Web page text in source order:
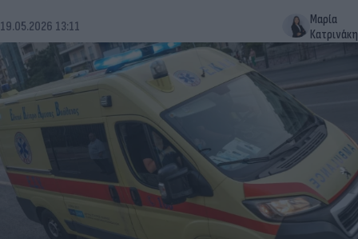
19.05.2026 13:11
Μαρία
Κατρινάκη